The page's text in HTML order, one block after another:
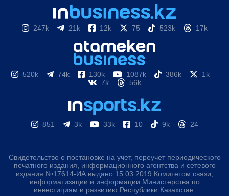
247k 21k 12k 75 523k 17k
520k 74k 130k 1087k 386k
1k
7k
56k
851 3k 33k 10 9k 24
Свидетельство о постановке на учет, переучет периодического
печатного издания, информационного агентства и сетевого
издания №17614-ИА выдано 15.03.2019 Комитетом связи,
информатизации и информации Министерства по
инвестициям и развитию Республики Казахстан.